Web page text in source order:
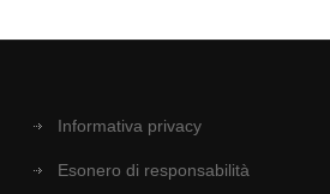
Informativa privacy
Esonero di responsabilità